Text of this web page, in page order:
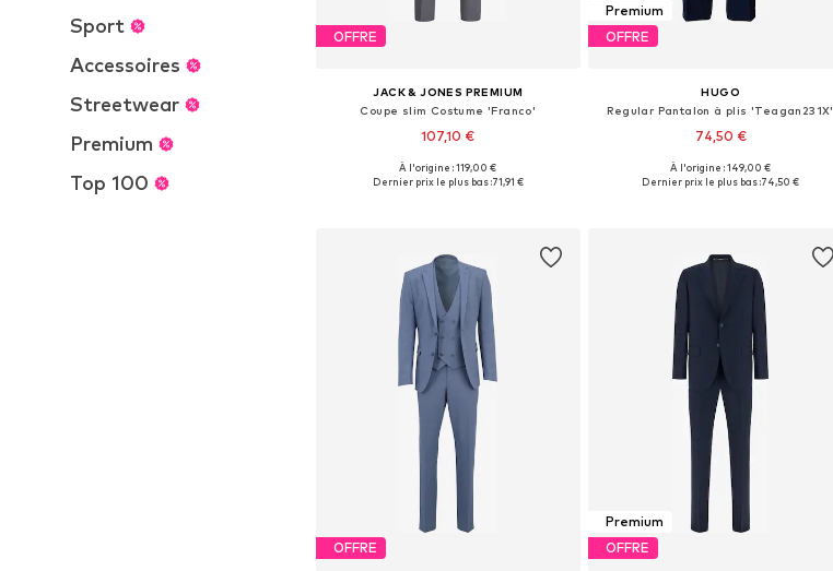
Sport
Accessoires
Streetwear
Premium
Top 100
OFFRE
JACK & JONES PREMIUM
Coupe slim Costume 'Franco'
107,10 €
+9
Tailles disponibles: 46, 48, 50, 52, 54, 56
À l'origine : 119,00 €
Dernier prix le plus bas :71,91 €
Premium
OFFRE
HUGO
Regular Pantalon à plis 'Teagan231X'
74,50 €
Tailles disponibles: 46, 48, 50, 52, 54
À l'origine : 149,00 €
Dernier prix le plus bas :74,50 €
OFFRE
Premium
OFFRE